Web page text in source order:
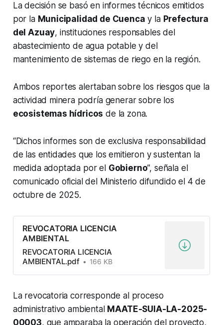
La decisión se basó en informes técnicos emitidos
por la Municipalidad de Cuenca y la Prefectura
del Azuay, instituciones responsables del
abastecimiento de agua potable y del
mantenimiento de sistemas de riego en la región.
Ambos reportes alertaban sobre los riesgos que la
actividad minera podría generar sobre los
ecosistemas hídricos de la zona.
“Dichos informes son de exclusiva responsabilidad
de las entidades que los emitieron y sustentan la
medida adoptada por el Gobierno”, señala el
comunicado oficial del Ministerio difundido el 4 de
octubre de 2025.
REVOCATORIA LICENCIA
AMBIENTAL
REVOCATORIA LICENCIA
AMBIENTAL.pdf
166 KB
La revocatoria corresponde al proceso
administrativo ambiental MAATE-SUIA-LA-2025-
00003, que amparaba la operación del proyecto,